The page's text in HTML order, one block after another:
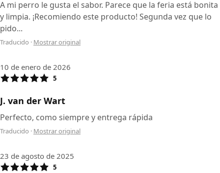
A mi perro le gusta el sabor. Parece que la feria está bonita
y limpia. ¡Recomiendo este producto! Segunda vez que lo
pido...
Traducido · Mostrar original
10 de enero de 2026
5
J. van der Wart
Perfecto, como siempre y entrega rápida
Traducido · Mostrar original
23 de agosto de 2025
5